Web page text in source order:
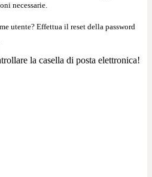
necessarie.
utente? Effettua il reset della password
la casella di posta elettronica!